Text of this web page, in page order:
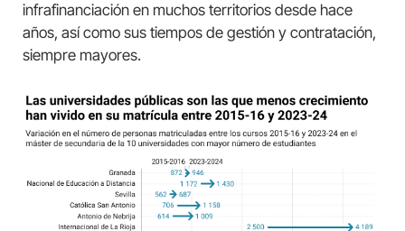
infrafinanciación en muchos territorios desde hace
años, así como sus tiempos de gestión y contratación,
siempre mayores.